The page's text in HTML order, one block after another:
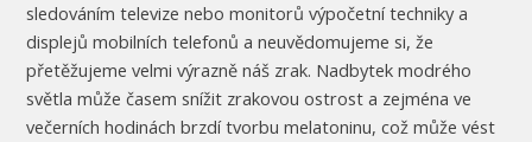
sledováním televize nebo monitorů výpočetní techniky a
displejů mobilních telefonů a neuvědomujeme si, že
přetěžujeme velmi výrazně náš zrak. Nadbytek modrého
světla může časem snížit zrakovou ostrost a zejména ve
večerních hodinách brzdí tvorbu melatoninu, což může vést